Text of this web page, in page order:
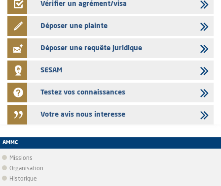
Vérifier un agrément/visa
Déposer une plainte
Déposer une requête juridique
SESAM
Testez vos connaissances
Votre avis nous interesse
AMMC
Missions
Organisation
Historique